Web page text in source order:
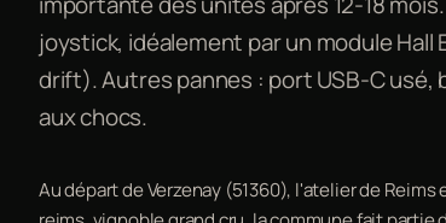
joystick, idéalement par un module
drift). Autres pannes : port USB-C
aux chocs.
Au départ de Verzenay (51360), l'atelier de